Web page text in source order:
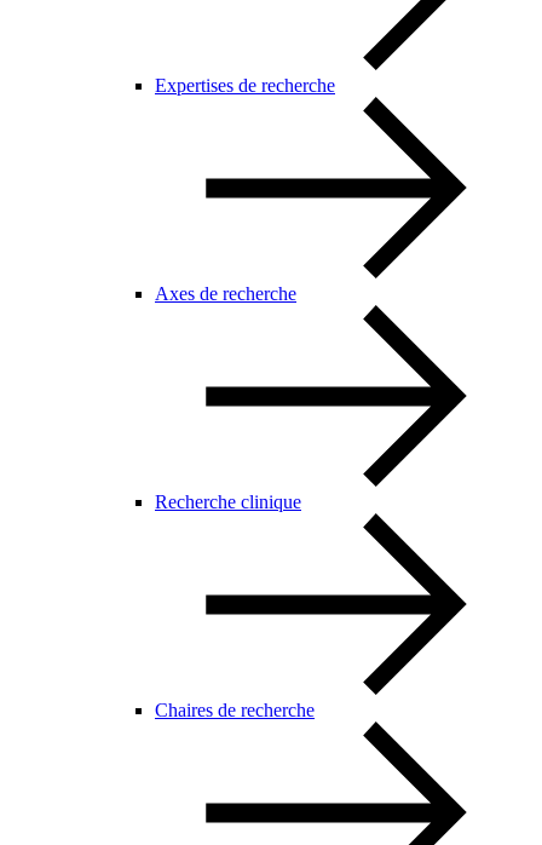
Expertises de recherche
Axes de recherche
Recherche clinique
Chaires de recherche